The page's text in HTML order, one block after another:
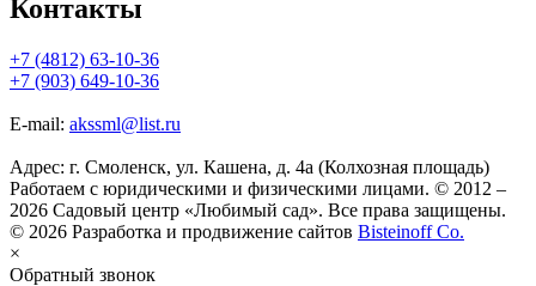
Контакты
+7 (4812) 63-10-36
+7 (903) 649-10-36
E-mail: akssml@list.ru
Адрес: г. Смоленск, ул. Кашена, д. 4а (Колхозная площадь)
Работаем с юридическими и физическими лицами. © 2012 –
2026 Садовый центр «Любимый сад». Все права защищены.
© 2026 Разработка и продвижение сайтов Bisteinoff Co.
×
Обратный звонок